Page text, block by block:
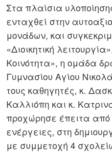
Στα πλαίσια
ενταχθεί στην
μονάδων, και
«Διοικητική
Κοινότητα», η ομάδα
Γυμνασίου Αγίου
τους καθηγητές, κ.
Καλλιόπη και κ.
προχώρησε έπειτα από
ενέργειες, στη
με συμμετοχή 4